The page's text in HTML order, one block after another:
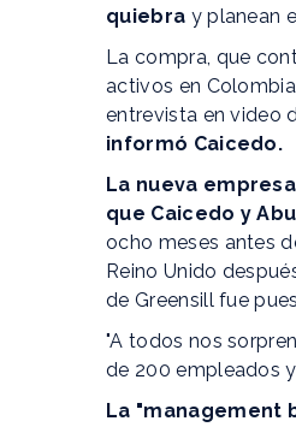
quiebra y planean
La compra, que
activos en
entrevista en video
informó Caicedo.
La nueva
que Caicedo y
ocho meses antes
Reino Unido
de Greensill fue
"A todos nos
de 200 empleados
La "management